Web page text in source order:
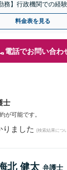
務】行政機関での経
の抱える問題を解決
料金表を見る
電話でお問い合わ
士
が可能です。
りました (検索結果につ
北 健太 弁護士